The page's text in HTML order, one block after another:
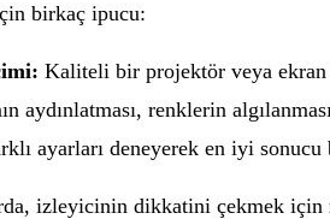
birkaç ipucu:
Kaliteli bir projektör veya
aydınlatması, renklerin
ayarları deneyerek en iyi
izleyicinin dikkatini çekmek için